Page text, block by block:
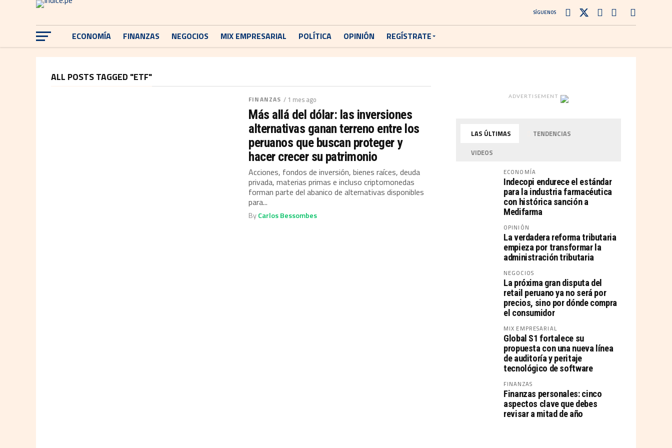
SÍGUENOS
ECONOMÍA FINANZAS NEGOCIOS MIX EMPRESARIAL POLÍTICA OPINIÓN REGÍSTRATE
ALL POSTS TAGGED "ETF"
FINANZAS / 1 mes ago
Más allá del dólar: las inversiones
alternativas ganan terreno entre los
peruanos que buscan proteger y
hacer crecer su patrimonio
Acciones, fondos de inversión, bienes raíces, deuda
privada, materias primas e incluso criptomonedas
forman parte del abanico de alternativas disponibles
para...
ByCarlos Bessombes
ADVERTISEMENT
LAS ÚLTIMAS
TENDENCIAS
VIDEOS
ECONOMÍA
Indecopi endurece el estándar
para la industria farmacéutica
con histórica sanción a
Medifarma
OPINIÓN
La verdadera reforma tributaria
empieza por transformar la
administración tributaria
NEGOCIOS
La próxima gran disputa del
retail peruano ya no será por
precios, sino por dónde compra
el consumidor
MIX EMPRESARIAL
Global S1 fortalece su
propuesta con una nueva línea
de auditoría y peritaje
tecnológico de software
FINANZAS
Finanzas personales: cinco
aspectos clave que debes
revisar a mitad de año